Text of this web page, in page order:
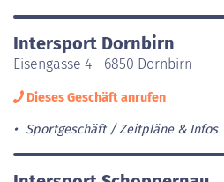
Intersport Dornbirn
Eisengasse 4 - 6850 Dornbirn
Dieses Geschäft anrufen
Sportgeschäft Zeitpläne & Infos